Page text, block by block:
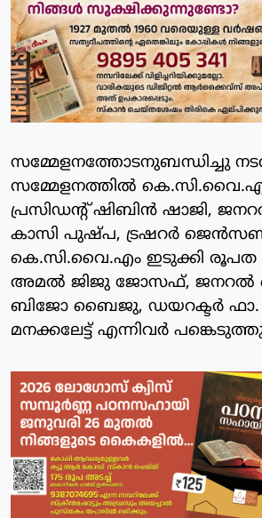
സമ്മേളനത്തോടനുബന്ധിച്ചു
സമ്മേളനത്തിൽ
പ്രസിഡന്റ് ഷിബിൻ ഷാജി,
കാസി പുഷ്പ, ട്രഷറർ
കെ.സി.വൈ.എം ഇടുക്കി രൂപത
അമൽ ജിജു ജോസഫ്, ജനറൽ
ബിജോ ബൈജു, ഡയറക്ടർ ഫാ.
മനക്കലേട്ട് എന്നിവർ